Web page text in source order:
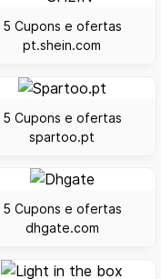
5 Cupons e ofertas
pt.shein.com
5 Cupons e ofertas
spartoo.pt
5 Cupons e ofertas
dhgate.com